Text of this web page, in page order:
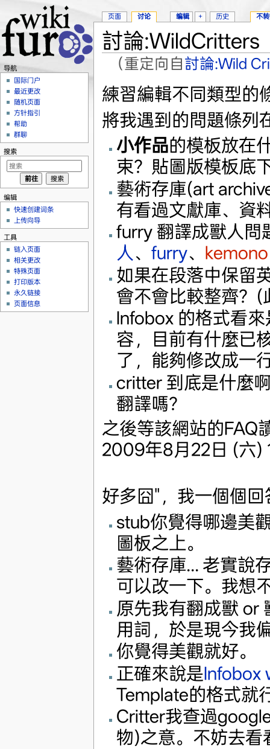
討論:WildCritters
（重定向自討論:Wild
練習編輯不同類型的
將我遇到的問題條列
小作品的模板放在
束？貼圖版模板底
藝術存庫(art
有看過文獻庫、資
furry 翻譯成獸人問
人、 furry、 kemono
如果在段落中保留
會不會比較整齊？
Infobox 的格式看
容，目前有什麼已
了，能夠修改成一
critter 到底是什麼
翻譯嗎？
之後等該網站的FAQ
2009年8月22日 (六)
好多囧"，我一個個回
stub你覺得哪邊美
圖板之上。
藝術存庫... 老實說
可以改一下。我想
原先我有翻成獸 or
用詞，於是現今我
你覺得美觀就好。
正確來說是Infobox
Template的格式就
Critter我查過
物)之意。不妨去看
页面 讨论 编辑 + 历史 不
导航
国际门户
最近更改
随机页面
方针指引
帮助
群聊
搜索
编辑
快速创建词条
上传向导
工具
链入页面
相关更改
特殊页面
打印版本
永久链接
页面信息